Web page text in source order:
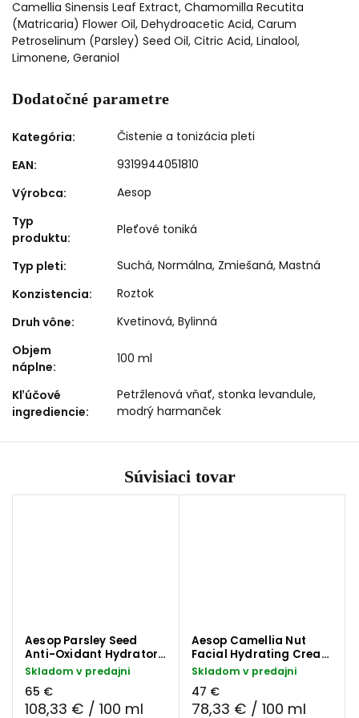
Camellia Sinensis Leaf Extract, Chamomilla Recutita
(Matricaria) Flower Oil, Dehydroacetic Acid, Carum
Petroselinum (Parsley) Seed Oil, Citric Acid, Linalool,
Limonene, Geraniol
Dodatočné parametre
Kategória:
Čistenie a tonizácia pleti
EAN:
9319944051810
Výrobca:
Aesop
Typ
produktu:
Pleťové toniká
Typ pleti: Suchá, Normálna, Zmiešaná, Mastná
Konzistencia:
Roztok
Druh vône:
Kvetinová, Bylinná
Objem
náplne:
100 ml
Kľúčové
ingrediencie:
Petržlenová vňať, stonka levandule,
modrý harmanček
Súvisiaci tovar
Aesop Parsley Seed
Anti-Oxidant Hydrator
pleťové mlieko 60 ml
Skladom v predajni
65 €
108,33 € / 100 ml
Aesop Camellia Nut
Facial Hydrating Cream
pleťový krém 60 ml
Skladom v predajni
47 €
78,33 € / 100 ml